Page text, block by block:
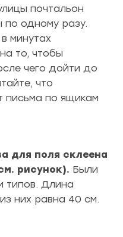
почтальон
по одному разу.
минутах
то, чтобы
чего дойти до
что
письма по ящикам
для поля склеена
рисунок). Были
типов. Длина
них равна 40 см.